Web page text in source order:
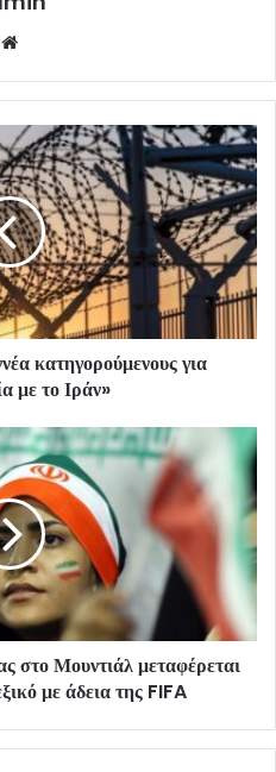
κατηγορούμενους για
με το Ιράν»
στο Μουντιάλ μεταφέρεται
με άδεια της FIFA